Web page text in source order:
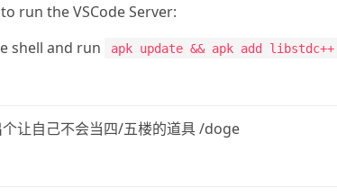
run the VSCode Server:
shell and run
apk update && apk add libstdc++
让自己不会当四/五楼的道具 /doge